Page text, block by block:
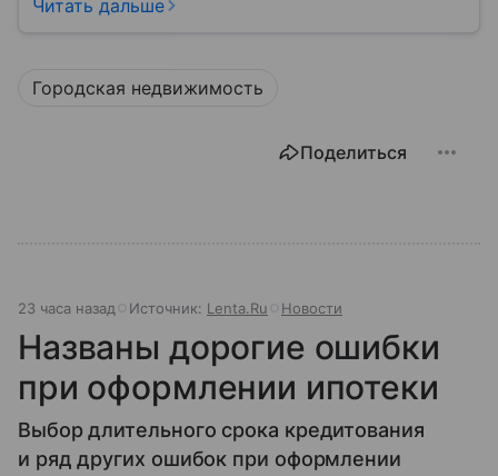
Читать дальше
Городская недвижимость
Поделиться
23 часа назад Источник: Lenta.Ru Новости
Названы дорогие ошибки
при оформлении ипотеки
Выбор длительного срока кредитования
и ряд других ошибок при оформлении